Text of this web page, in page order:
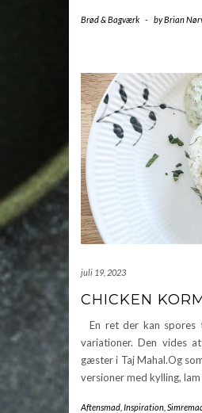
Brød & Bagværk - byBrian
juli 19, 2023
CHICKEN
En ret der kan spores
variationer. Den vides
gæster i Taj Mahal.Og
versioner med kylling,
Aftensmad Inspiration